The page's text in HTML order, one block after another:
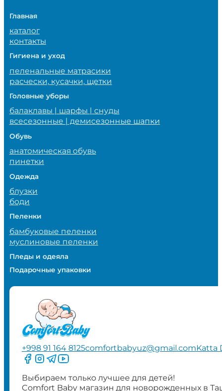
Главная
каталог
контакты
Гигиена и уход
пеленальные матрасики
расчески, кусачки, щетки
Головные уборы
балаклавы | шарфы | снуды
всесезонные | демисезонные шапки
Обувь
анатомическая обувь
пинетки
Одежда
блузки
боди
Пеленки
бамбуковые пеленки
муслиновые пеленки
Пледы и одеяла
Подарочные упаковки
+998 91 164 8125comfortbabyuz@gmail.comKatta
Следите за нами на Facebook
Следите за нами в Instagram
Следите за нами в Telegram
Следите за нами в YouTube
Выбираем только лучшее для детей!
Comfort Baby магазин для новорожденных в